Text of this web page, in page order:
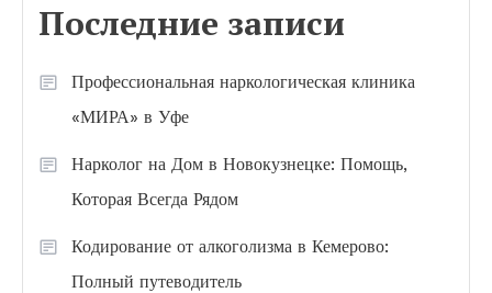
Последние записи
Профессиональная наркологическая клиника
«МИРА» в Уфе
Нарколог на Дом в Новокузнецке: Помощь,
Которая Всегда Рядом
Кодирование от алкоголизма в Кемерово:
Полный путеводитель